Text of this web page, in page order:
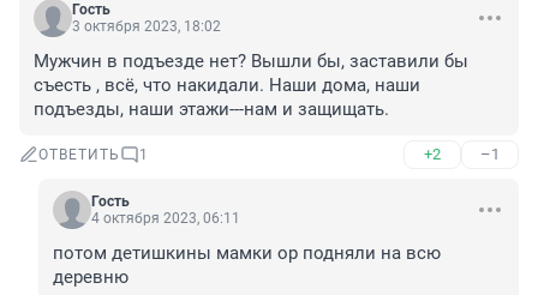
Гость
3 октября 2023, 18:02
Мужчин в подъезде нет? Вышли бы, заставили бы
съесть , всё, что накидали. Наши дома, наши
подъезды, наши этажи---нам и защищать.
ОТВЕТИТЬ 1 +2 –1
Гость
4 октября 2023, 06:11
потом детишкины мамки ор подняли на всю
деревню